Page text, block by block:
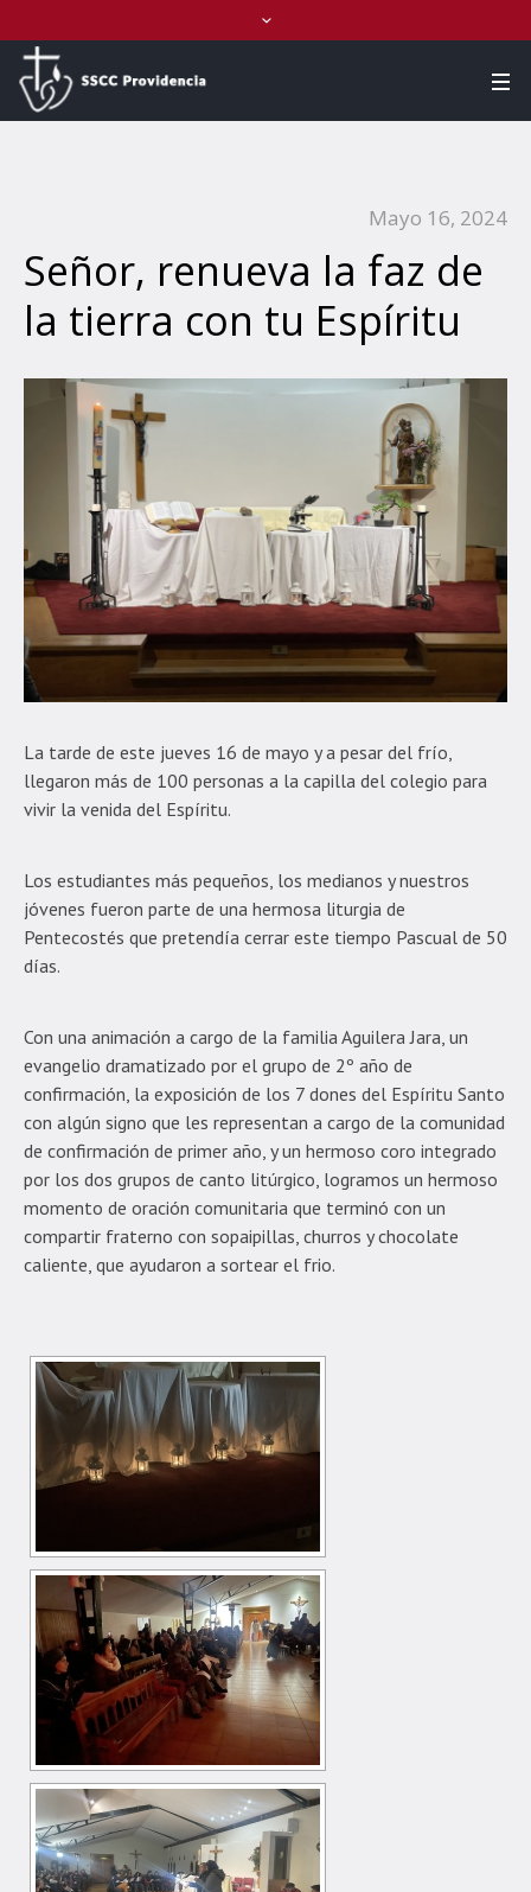
Mayo 16, 2024
Señor, renueva la faz de
la tierra con tu Espíritu
La tarde de este jueves 16 de mayo y a pesar del frío,
llegaron más de 100 personas a la capilla del colegio para
vivir la venida del Espíritu.
Los estudiantes más pequeños, los medianos y nuestros
jóvenes fueron parte de una hermosa liturgia de
Pentecostés que pretendía cerrar este tiempo Pascual de 50
días.
Con una animación a cargo de la familia Aguilera Jara, un
evangelio dramatizado por el grupo de 2º año de
confirmación, la exposición de los 7 dones del Espíritu Santo
con algún signo que les representan a cargo de la comunidad
de confirmación de primer año, y un hermoso coro integrado
por los dos grupos de canto litúrgico, logramos un hermoso
momento de oración comunitaria que terminó con un
compartir fraterno con sopaipillas, churros y chocolate
caliente, que ayudaron a sortear el frio.